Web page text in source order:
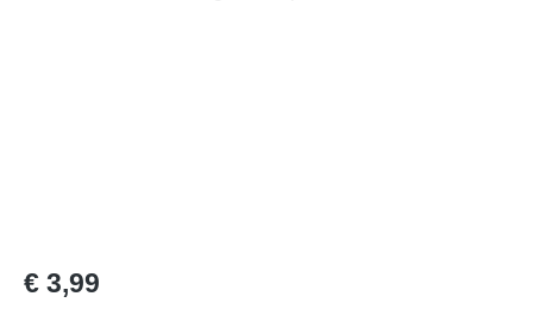
Regulärer Preis:
€ 3,99